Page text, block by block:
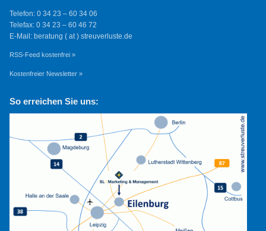
Telefon: 0 34 23 – 60 34 06
Telefax: 0 34 23 – 60 46 72
E-Mail: beratung ( at ) streuverluste.de
RSS-Feed kostenfrei »
Kostenfreier Newsletter »
So erreichen Sie uns: